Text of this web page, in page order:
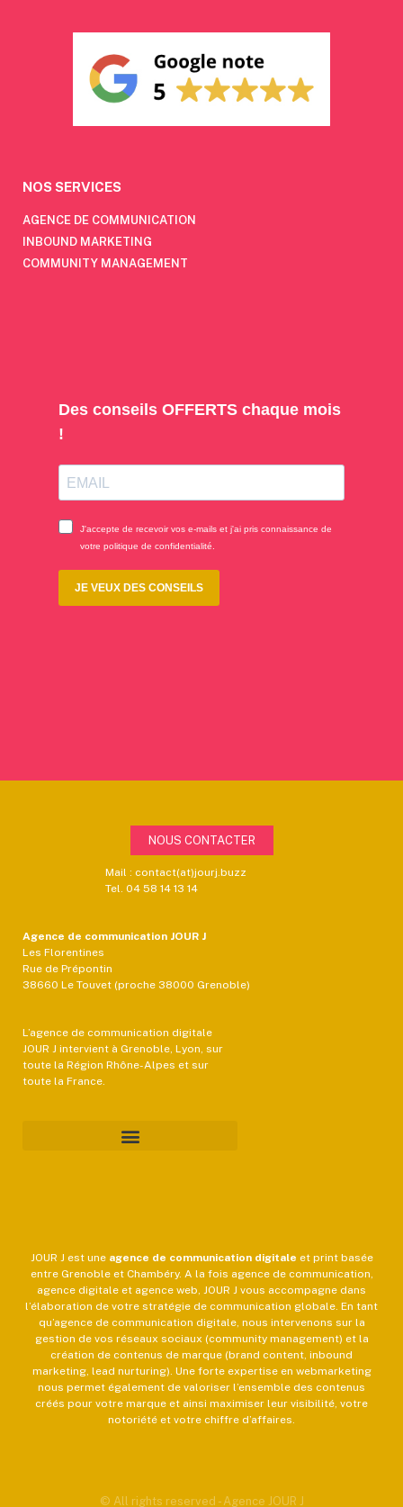
NOS SERVICES
AGENCE DE COMMUNICATION
INBOUND MARKETING
COMMUNITY MANAGEMENT
NOUS CONTACTER
Mail : contact(at)jourj.buzz
Tel. 04 58 14 13 14
Agence de communication JOUR J
Les Florentines
Rue de Prépontin
38660 Le Touvet (proche 38000 Grenoble)
L’agence de communication digitale
JOUR J intervient à Grenoble, Lyon, sur
toute la Région Rhône-Alpes et sur
toute la France.
JOUR J est une agence de communication digitale et print basée
entre Grenoble et Chambéry. A la fois agence de communication,
agence digitale et agence web, JOUR J vous accompagne dans
l’élaboration de votre stratégie de communication globale. En tant
qu’agence de communication digitale, nous intervenons sur la
gestion de vos réseaux sociaux (community management) et la
création de contenus de marque (brand content, inbound
marketing, lead nurturing). Une forte expertise en webmarketing
nous permet également de valoriser l’ensemble des contenus
créés pour votre marque et ainsi maximiser leur visibilité, votre
notoriété et votre chiffre d’affaires.
© All rights reserved - Agence JOUR J